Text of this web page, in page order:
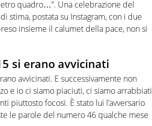
quadro…”. Una celebrazione del
stima, postata su Instagram, con i due
insieme il calumet della pace, non si
si erano avvicinati
avvicinati. E successivamente non
e io ci siamo piaciuti, ci siamo arrabbiati
piuttosto focosi. È stato lui l’avversario
le parole del numero 46 qualche mese